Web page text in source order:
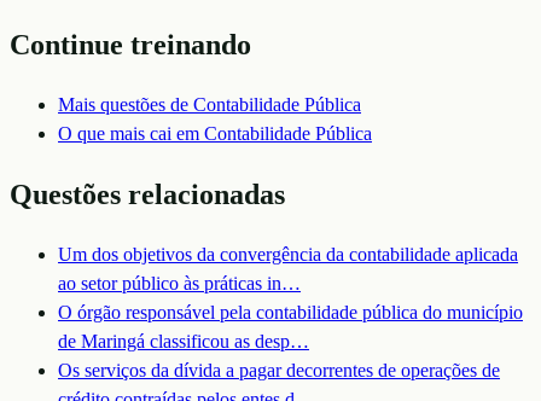
Continue treinando
Mais questões de Contabilidade Pública
O que mais cai em Contabilidade Pública
Questões relacionadas
Um dos objetivos da convergência da contabilidade aplicada
ao setor público às práticas in…
O órgão responsável pela contabilidade pública do município
de Maringá classificou as desp…
Os serviços da dívida a pagar decorrentes de operações de